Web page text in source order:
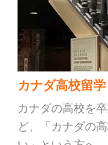
カナダ高校留
カナダの高校を
ど、「カナダの